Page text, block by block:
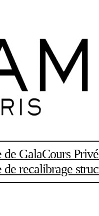
de GalaCours
de recalibrage